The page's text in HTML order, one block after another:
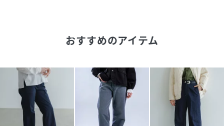
■【Domingo/ドミンゴ】が展開する楽天公式オンラインシ
■ブランド品番:14-0246B/14-246B
着用サイズ：M身長162cm
おすすめのアイテム